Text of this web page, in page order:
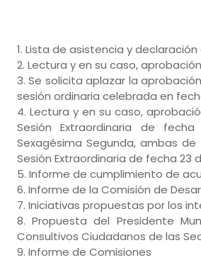
1. Lista de asistencia y
2. Lectura y en su caso,
3. Se solicita aplazar la
sesión ordinaria celebrada en
4. Lectura y en su caso,
Sesión Extraordinaria de
Sexagésima Segunda, ambas
Sesión Extraordinaria de fecha 23
5. Informe de cumplimiento de
6. Informe de la Comisión de
7. Iniciativas propuestas por los
8. Propuesta del Presidente
Consultivos Ciudadanos de las
9. Informe de Comisiones